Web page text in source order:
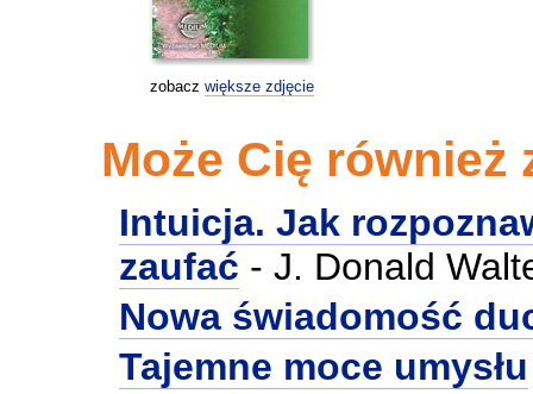
zobacz większe zdjęcie
Może Cię również
Intuicja. Jak
zaufać - J. Donald
Nowa świadomość
Tajemne moce umysłu